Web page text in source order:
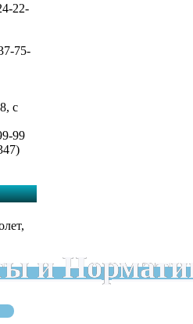
22-
75-
с
99
и